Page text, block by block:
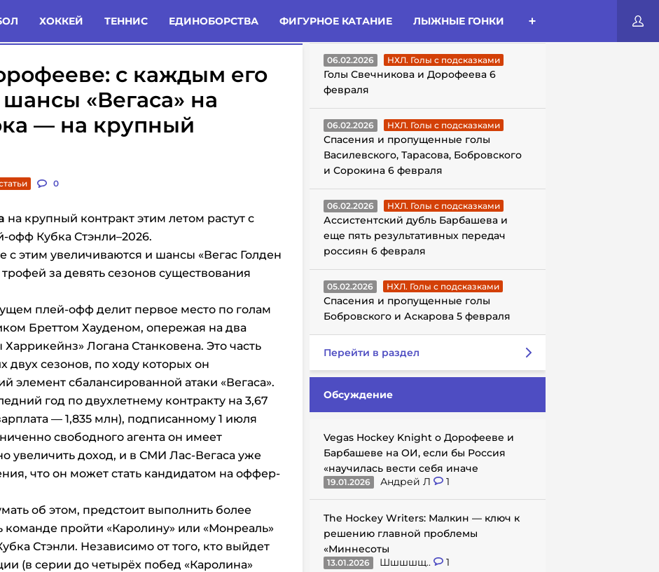
ХОККЕЙ ТЕННИС ЕДИНОБОРСТВА ФИГУРНОЕ КАТАНИЕ ЛЫЖНЫЕ ГОНКИ
Статьи Комменты Новости
с каждым его
шансы «Вегаса» на
— на крупный
0
на крупный контракт этим летом растут с
офф Кубка Стэнли–2026.
этим увеличиваются и шансы «Вегас Голден
за девять сезонов существования
плей-офф делит первое место по голам
Бреттом Хауденом, опережая на два
Логана Станковена. Это часть
двух сезонов, по ходу которых он
элемент сбалансированной атаки «Вегаса».
год по двухлетнему контракту на 3,67
— 1,835 млн), подписанному 1 июля
свободного агента он имеет
увеличить доход, и в СМИ Лас-Вегаса уже
что он может стать кандидатом на оффер-
об этом, предстоит выполнить более
пройти «Каролину» или «Монреаль»
Стэнли. Независимо от того, кто выйдет
(в серии до четырёх побед «Каролина»
ГОЛЫ С ПОДСКАЗКАМИ
06.02.2026 НХЛ. Голы с подсказками
Голы Свечникова и Дорофеева 6
февраля
06.02.2026 НХЛ. Голы с подсказками
Спасения и пропущенные голы
Василевского, Тарасова, Бобровского
и Сорокина 6 февраля
06.02.2026 НХЛ. Голы с подсказками
Ассистентский дубль Барбашева и
еще пять результативных передач
россиян 6 февраля
05.02.2026 НХЛ. Голы с подсказками
Спасения и пропущенные голы
Бобровского и Аскарова 5 февраля
Перейти в раздел
Обсуждение
Vegas Hockey Knight о Дорофееве и
Барбашеве на ОИ, если бы Россия
«научилась вести себя иначе
19.01.2026 Андрей Л 1
The Hockey Writers: Малкин — ключ к
решению главной проблемы
«Миннесоты
13.01.2026 Шшшшщ.. 1